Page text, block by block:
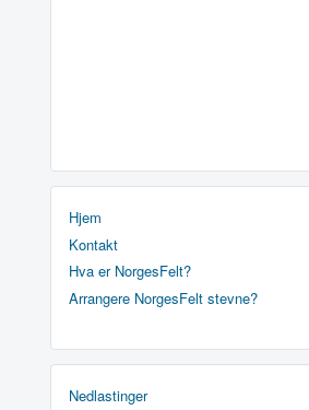
Hjem
Kontakt
Hva er NorgesFelt?
Arrangere NorgesFelt stevne?
Nedlastinger